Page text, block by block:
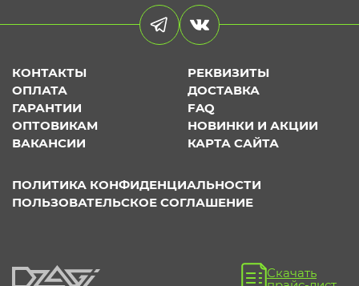
КОНТАКТЫ
РЕКВИЗИТЫ
ОПЛАТА
ДОСТАВКА
ГАРАНТИИ
FAQ
ОПТОВИКАМ
НОВИНКИ И АКЦИИ
ВАКАНСИИ
КАРТА САЙТА
ПОЛИТИКА КОНФИДЕНЦИАЛЬНОСТИ
ПОЛЬЗОВАТЕЛЬСКОЕ СОГЛАШЕНИЕ
Скачать